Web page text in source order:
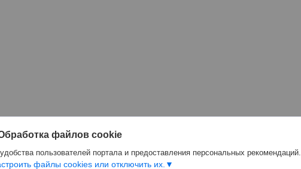
файлов cookie
пользователей портала и предоставления персональных рекомендаций.
файлы cookies или отключить их.